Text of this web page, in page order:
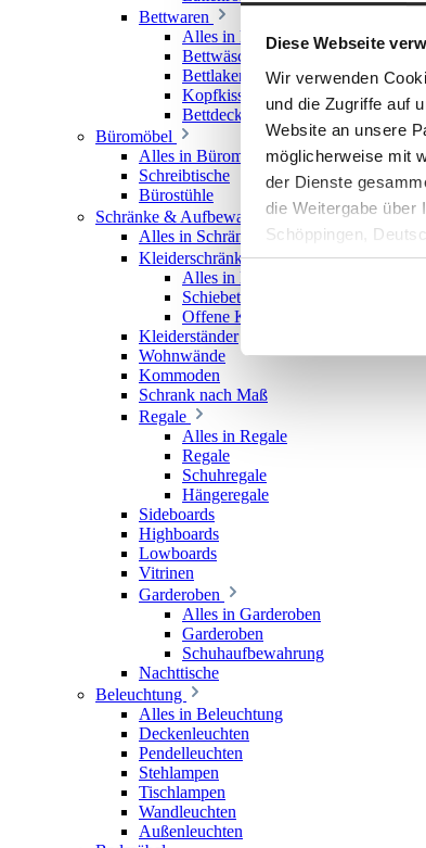
Diese Webseite
Wir verwenden
und die Zugriffe auf
Website an unsere
möglicherweise mit
der Dienste
die Weitergabe über
Schöppingen,
Bettwaren
Alles in Bettwaren
Bettwäsche
Bettlaken & Spannlaken
Kopfkissen
Bettdecken
Büromöbel
Alles in Büromöbel
Schreibtische
Bürostühle
Schränke & Aufbewahrung
Alles in Schränke & Aufbewahrung
Kleiderschränke
Alles in Kleiderschränke
Schiebetürenschränke
Offene Kleiderschränke
Kleiderständer
Wohnwände
Kommoden
Schrank nach Maß
Regale
Alles in Regale
Regale
Schuhregale
Hängeregale
Sideboards
Highboards
Lowboards
Vitrinen
Garderoben
Alles in Garderoben
Garderoben
Schuhaufbewahrung
Nachttische
Beleuchtung
Alles in Beleuchtung
Deckenleuchten
Pendelleuchten
Stehlampen
Tischlampen
Wandleuchten
Außenleuchten